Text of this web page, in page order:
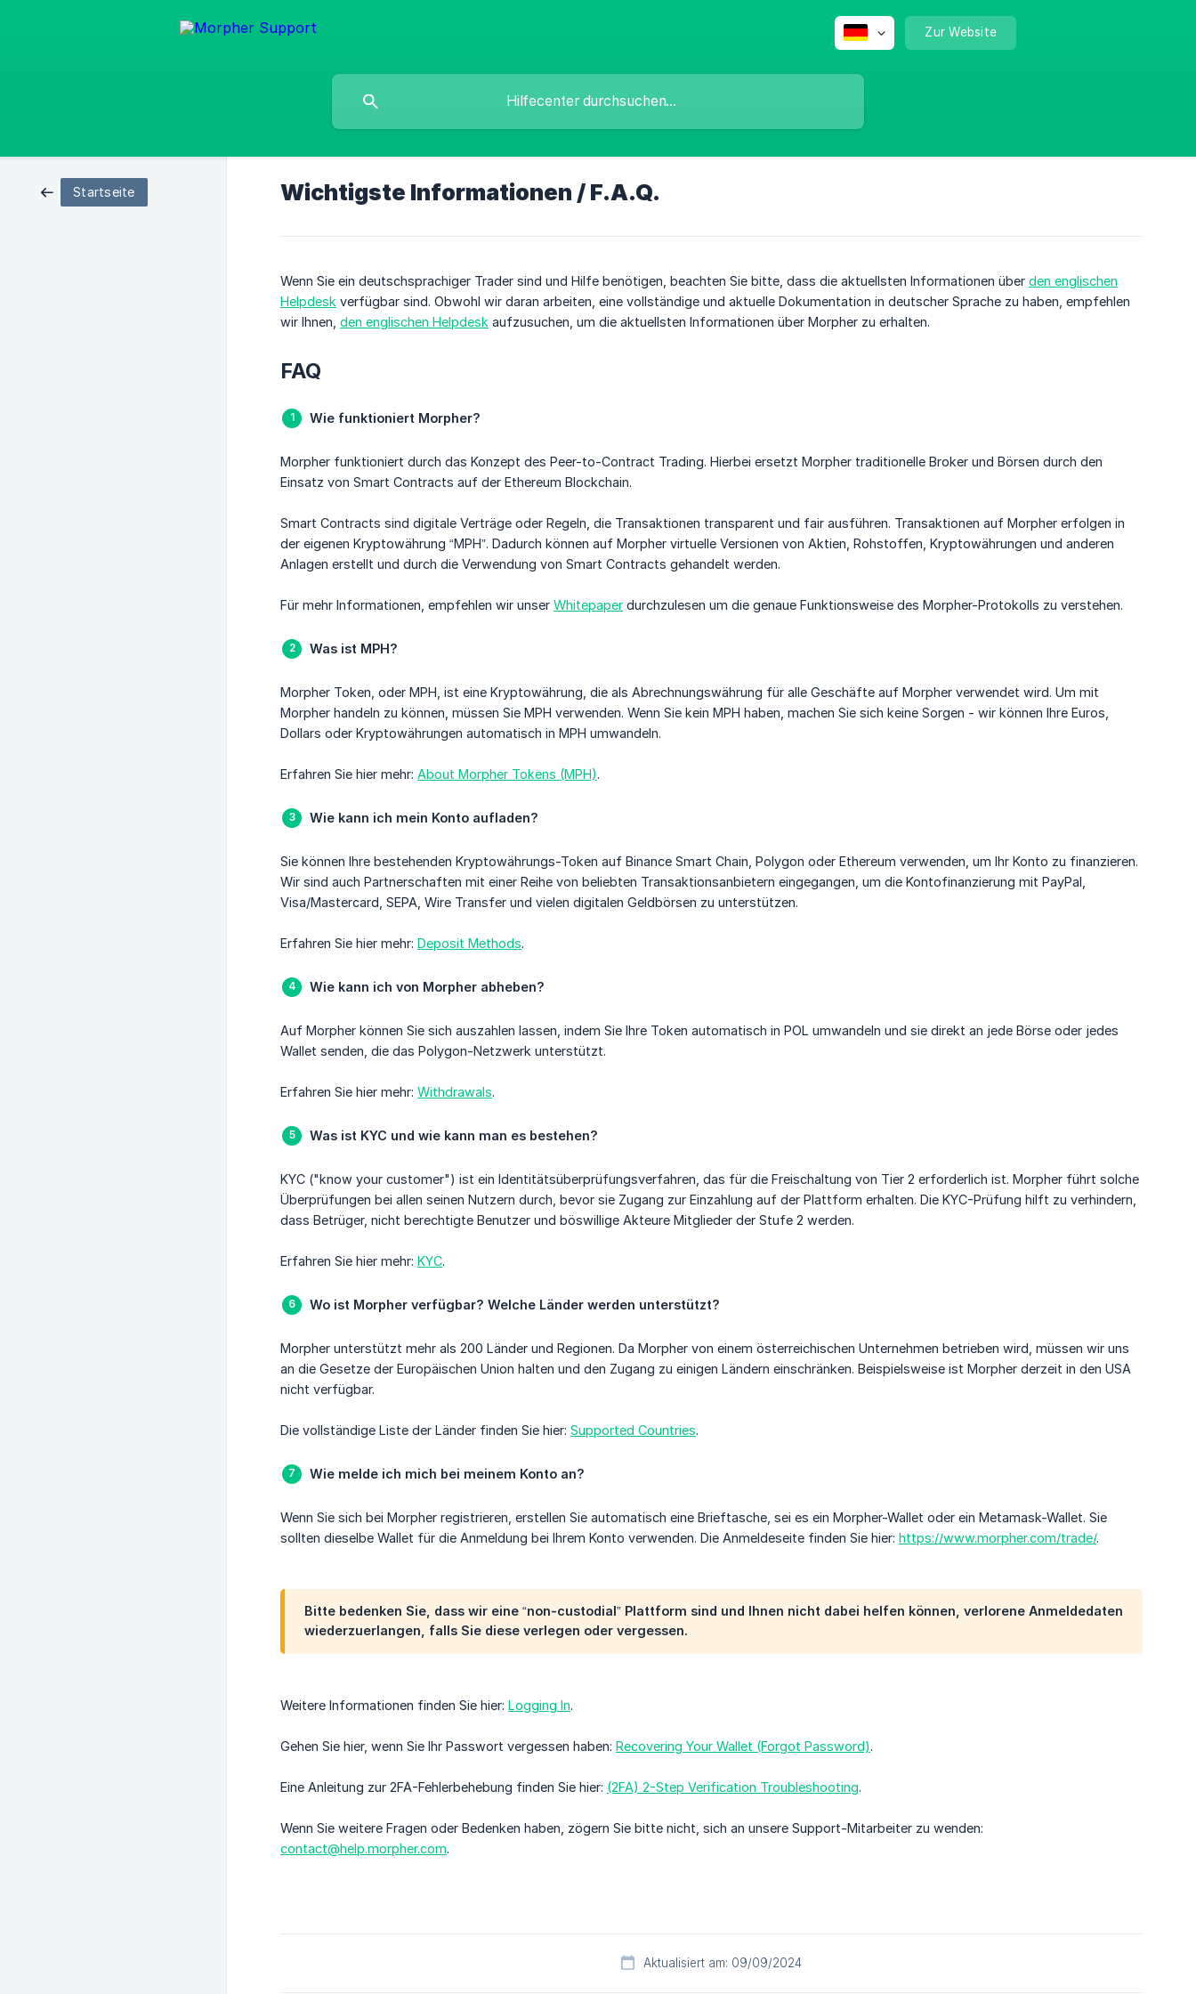
Zur Website
Startseite Wichtigste Informationen / F.A.Q.
Wenn Sie ein deutschsprachiger Trader sind und Hilfe benötigen, beachten Sie bitte, dass die aktuellsten Informationen über den englischen
Helpdesk verfügbar sind. Obwohl wir daran arbeiten, eine vollständige und aktuelle Dokumentation in deutscher Sprache zu haben, empfehlen
wir Ihnen, den englischen Helpdesk aufzusuchen, um die aktuellsten Informationen über Morpher zu erhalten.
FAQ
Wie funktioniert Morpher?
Morpher funktioniert durch das Konzept des Peer-to-Contract Trading. Hierbei ersetzt Morpher traditionelle Broker und Börsen durch den
Einsatz von Smart Contracts auf der Ethereum Blockchain.
Smart Contracts sind digitale Verträge oder Regeln, die Transaktionen transparent und fair ausführen. Transaktionen auf Morpher erfolgen in
der eigenen Kryptowährung “MPH”. Dadurch können auf Morpher virtuelle Versionen von Aktien, Rohstoffen, Kryptowährungen und anderen
Anlagen erstellt und durch die Verwendung von Smart Contracts gehandelt werden.
Für mehr Informationen, empfehlen wir unser Whitepaper durchzulesen um die genaue Funktionsweise des Morpher-Protokolls zu verstehen.
Was ist MPH?
Morpher Token, oder MPH, ist eine Kryptowährung, die als Abrechnungswährung für alle Geschäfte auf Morpher verwendet wird. Um mit
Morpher handeln zu können, müssen Sie MPH verwenden. Wenn Sie kein MPH haben, machen Sie sich keine Sorgen - wir können Ihre Euros,
Dollars oder Kryptowährungen automatisch in MPH umwandeln.
Erfahren Sie hier mehr: About Morpher Tokens (MPH).
Wie kann ich mein Konto aufladen?
Sie können Ihre bestehenden Kryptowährungs-Token auf Binance Smart Chain, Polygon oder Ethereum verwenden, um Ihr Konto zu finanzieren.
Wir sind auch Partnerschaften mit einer Reihe von beliebten Transaktionsanbietern eingegangen, um die Kontofinanzierung mit PayPal,
Visa/Mastercard, SEPA, Wire Transfer und vielen digitalen Geldbörsen zu unterstützen.
Erfahren Sie hier mehr: Deposit Methods.
Wie kann ich von Morpher abheben?
Auf Morpher können Sie sich auszahlen lassen, indem Sie Ihre Token automatisch in POL umwandeln und sie direkt an jede Börse oder jedes
Wallet senden, die das Polygon-Netzwerk unterstützt.
Erfahren Sie hier mehr: Withdrawals.
Was ist KYC und wie kann man es bestehen?
KYC ("know your customer") ist ein Identitätsüberprüfungsverfahren, das für die Freischaltung von Tier 2 erforderlich ist. Morpher führt solche
Überprüfungen bei allen seinen Nutzern durch, bevor sie Zugang zur Einzahlung auf der Plattform erhalten. Die KYC-Prüfung hilft zu verhindern,
dass Betrüger, nicht berechtigte Benutzer und böswillige Akteure Mitglieder der Stufe 2 werden.
Erfahren Sie hier mehr: KYC.
Wo ist Morpher verfügbar? Welche Länder werden unterstützt?
Morpher unterstützt mehr als 200 Länder und Regionen. Da Morpher von einem österreichischen Unternehmen betrieben wird, müssen wir uns
an die Gesetze der Europäischen Union halten und den Zugang zu einigen Ländern einschränken. Beispielsweise ist Morpher derzeit in den USA
nicht verfügbar.
Die vollständige Liste der Länder finden Sie hier: Supported Countries.
Wie melde ich mich bei meinem Konto an?
Wenn Sie sich bei Morpher registrieren, erstellen Sie automatisch eine Brieftasche, sei es ein Morpher-Wallet oder ein Metamask-Wallet. Sie
sollten dieselbe Wallet für die Anmeldung bei Ihrem Konto verwenden. Die Anmeldeseite finden Sie hier: https://www.morpher.com/trade/.
Bitte bedenken Sie, dass wir eine “non-custodial” Plattform sind und Ihnen nicht dabei helfen können, verlorene Anmeldedaten
wiederzuerlangen, falls Sie diese verlegen oder vergessen.
Weitere Informationen finden Sie hier: Logging In.
Gehen Sie hier, wenn Sie Ihr Passwort vergessen haben: Recovering Your Wallet (Forgot Password).
Eine Anleitung zur 2FA-Fehlerbehebung finden Sie hier: (2FA) 2-Step Verification Troubleshooting.
Wenn Sie weitere Fragen oder Bedenken haben, zögern Sie bitte nicht, sich an unsere Support-Mitarbeiter zu wenden:
contact@help.morpher.com.
Aktualisiert am: 09/09/2024